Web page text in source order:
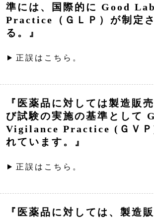
準には、国際的に Good
Practice（ＧＬＰ）が制定
る。』
正誤はこちら。
『医薬品に対しては製造販
び試験の実施の基準として
Vigilance Practice (ＧＶＰ
れています。』
正誤はこちら。
『医薬品に対しては、製造